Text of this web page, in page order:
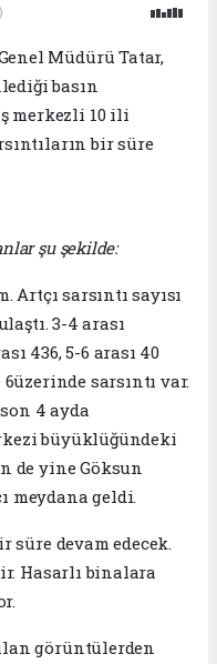
Müdürü Tatar,
basın
merkezli 10 ili
bir süre
şu şekilde:
Artçı sarsıntı sayısı
3-4 arası
436, 5-6 arası 40
sarsıntı var.
4 ayda
büyüklüğündeki
de yine Göksun
meydana geldi.
süre devam edecek.
Hasarlı binalara
görüntülerden